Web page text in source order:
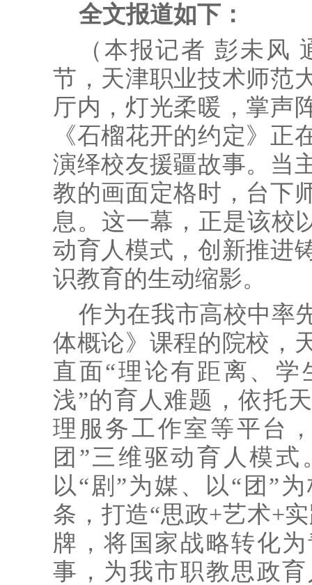
全文报道如下：
（本报记者 彭未风
节，天津职业技术师范
厅内，灯光柔暖，掌声
《石榴花开的约定》正
演绎校友援疆故事。当
教的画面定格时，台下
息。这一幕，正是该校
动育人模式，创新推进
识教育的生动缩影。
作为在我市高校中率
体概论》课程的院校，
直面“理论有距离、
浅”的育人难题，依托
理服务工作室等平台
团”三维驱动育人模式
以“剧”为媒、以“团”
条，打造“思政+艺术+
牌，将国家战略转化
事，为我市职教思政